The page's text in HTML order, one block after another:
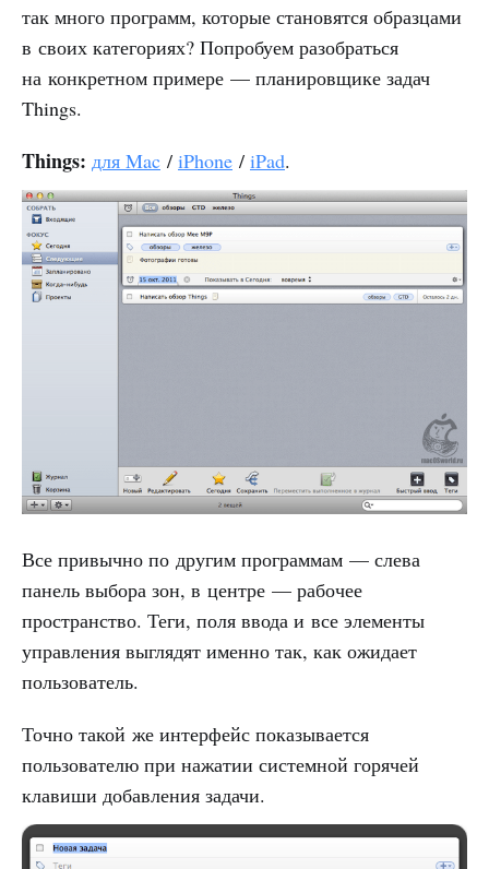
так много программ, которые становятся образцами
в своих категориях? Попробуем разобраться
на конкретном примере — планировщике задач
Things.
Things: для Mac / iPhone / iPad.
Все привычно по другим программам — слева
панель выбора зон, в центре — рабочее
пространство. Теги, поля ввода и все элементы
управления выглядят именно так, как ожидает
пользователь.
Точно такой же интерфейс показывается
пользователю при нажатии системной горячей
клавиши добавления задачи.